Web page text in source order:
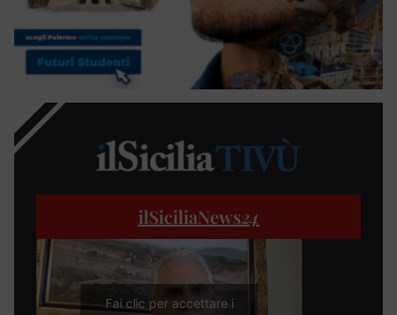
ilSiciliaNews24
Fai clic per accettare i